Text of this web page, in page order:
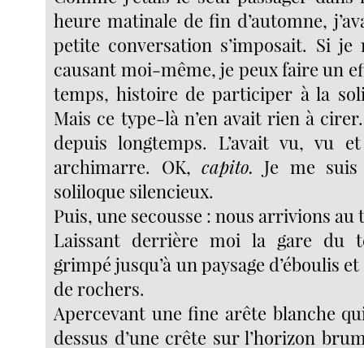
heure matinale de fin d’automne,
petite conversation s’imposait. Si
causant moi-même, je peux faire un
temps, histoire de participer à la
Mais ce type-là n’en avait rien à
depuis longtemps. L’avait vu, vu
archimarre. OK, capito. Je me
soliloque silencieux.
Puis, une secousse : nous arrivions
Laissant derrière moi la gare du
grimpé jusqu’à un paysage d’éboulis
de rochers.
Apercevant une fine arête blanche
dessus d’une crête sur l’horizon